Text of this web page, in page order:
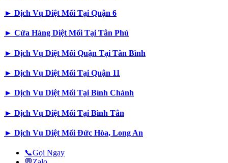
► Dịch Vụ Diệt Mối Tại Quận 6
► Cửa Hàng Diệt Mối Tại Tân Phú
► Dịch Vụ Diệt Mối Quận Tại Tân Bình
► Dịch Vụ Diệt Mối Tại Quận 11
► Dịch Vụ Diệt Mối Tại Bình Chánh
► Dịch Vụ Diệt Mối Tại Bình Tân
► Dịch Vụ Diệt Mối Đức Hòa, Long An
📞Gọi Ngay